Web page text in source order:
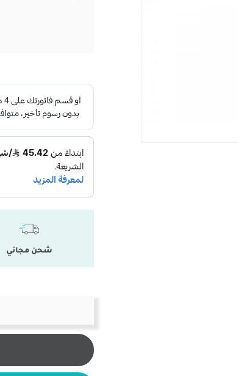
شحن مجاني